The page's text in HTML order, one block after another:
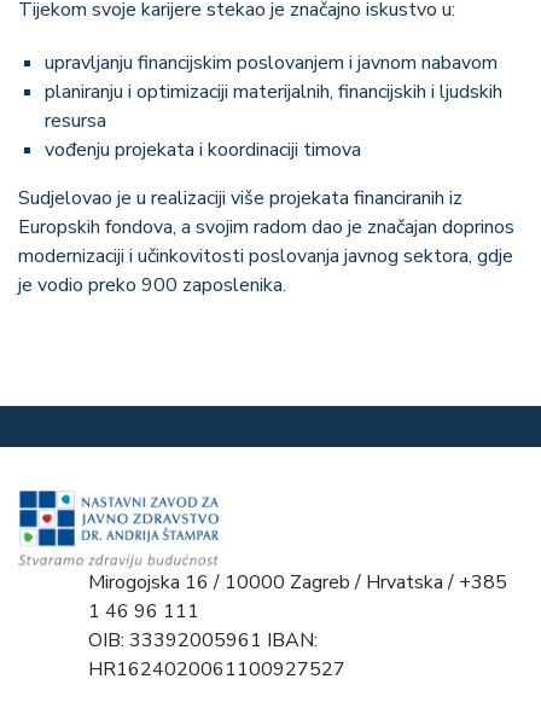
Tijekom svoje karijere stekao je značajno iskustvo u:
upravljanju financijskim poslovanjem i javnom nabavom
planiranju i optimizaciji materijalnih, financijskih i ljudskih
resursa
vođenju projekata i koordinaciji timova
Sudjelovao je u realizaciji više projekata financiranih iz
Europskih fondova, a svojim radom dao je značajan doprinos
modernizaciji i učinkovitosti poslovanja javnog sektora, gdje
je vodio preko 900 zaposlenika.
Mirogojska 16 / 10000 Zagreb / Hrvatska / +385
1 46 96 111
OIB: 33392005961 IBAN:
HR1624020061100927527